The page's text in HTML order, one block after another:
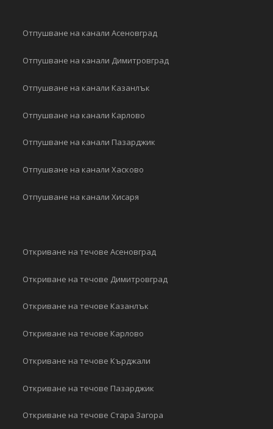
Отпушване на канали Асеновград
Отпушване на канали Димитровград
Отпушване на канали Казанлък
Отпушване на канали Карлово
Отпушване на канали Пазарджик
Отпушване на канали Хасково
Отпушване на канали Хисаря
Откриване на течове Асеновград
Откриване на течове Димитровград
Откриване на течове Казанлък
Откриване на течове Карлово
Откриване на течове Кърджали
Откриване на течове Пазарджик
Откриване на течове Стара Загора